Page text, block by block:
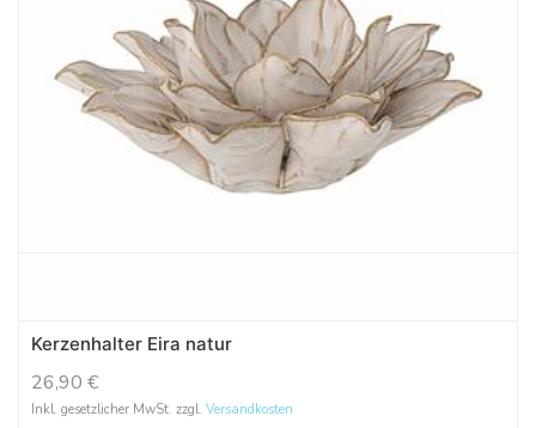
Kerzenhalter Eira natur
26,90 €
Inkl. gesetzlicher MwSt. zzgl. Versandkosten